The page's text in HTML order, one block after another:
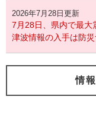
2026年7月28日更新
7月28日、県内で最大
津波情報の入手は防
情